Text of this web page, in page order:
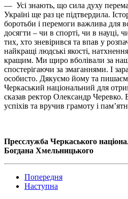
— Усі знають, що сила духу
Україні ще раз це підтвердила.
боротьби і перемоги важлива для
досягти – чи в спорті, чи в науці,
тих, хто зневірився та впав у
найкращі людські якості,
кращим. Ми щиро вболівали за
спостерігаючи за змаганнями. І
особисто. Дякуємо йому та
Черкаський національний для
сказав ректор Олександр
успіхів та вручив грамоту і
Пресслужба Черкаського
Богдана Хмельницького
Попередня
Наступна